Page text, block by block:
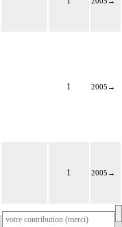
1 2005 →
1 2005 →